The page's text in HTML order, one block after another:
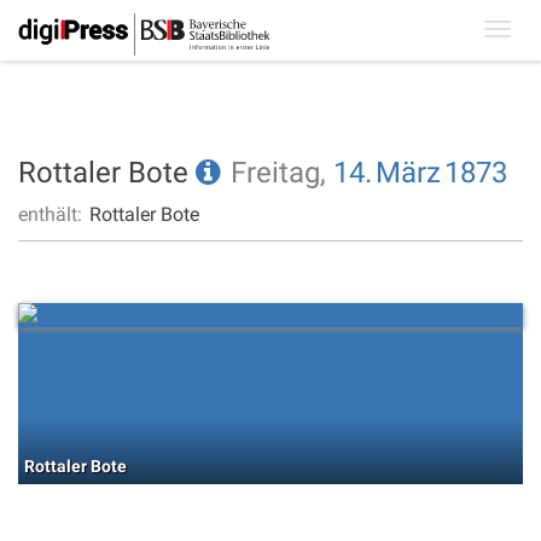
Rottaler Bote Freitag, 14. März 1873
enthält: Rottaler Bote
Rottaler Bote